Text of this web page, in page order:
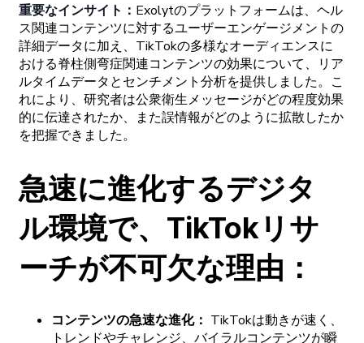
重要なインサイト ： Exolytのプラットフォームは、 ヘル
ス関連コンテンツに対するユーザーエンゲージメントの
詳細データに加え、 TikTokの多様なオーディエンスに
おける脊柱側弯症関連コンテンツの効果について、
リア
ルタイムデータとセンチメント分析を提供しました。 こ
れにより、 研究者は公衆衛生メッセージがどの程度効果
的に伝達されたか、 また誤情報がどのように拡散したか
を把握できました。
急速に進化するデジタ
ル環境で、 TikTok リサ
ーチが不可欠な理由 ：
コンテンツの急速な進化： TikTokは動きが速く、
トレンドやチャレンジ、 バイラルコンテンツが瞬